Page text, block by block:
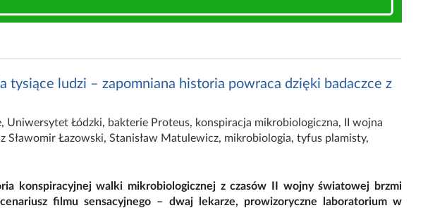
tysiące ludzi – zapomniana historia powraca dzięki badaczce z
, Uniwersytet Łódzki, bakterie Proteus, konspiracja mikrobiologiczna,
II wojna
Sławomir Łazowski, Stanisław Matulewicz, mikrobiologia, tyfus plamisty,
konspiracyjnej walki mikrobiologicznej z czasów II wojny światowej brzmi
filmu sensacyjnego – dwaj lekarze, prowizoryczne laboratorium w